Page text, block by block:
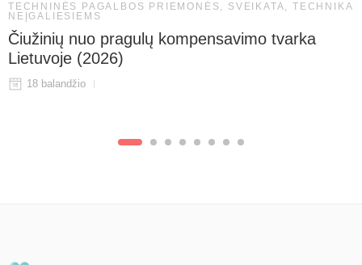
TECHNINĖS PAGALBOS PRIEMONĖS, SVEIKATA,TECHNIKA
NEĮGALIESIEMS
Čiužinių nuo pragulų kompensavimo tvarka
Lietuvoje (2026)
18 balandžio